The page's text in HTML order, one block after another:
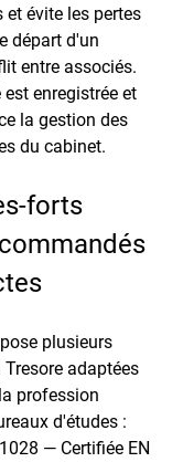
et évite les pertes
départ d'un
entre associés.
enregistrée et
la gestion des
du cabinet.
forts
plusieurs
adaptées
profession
d'études :
— Certifiée EN